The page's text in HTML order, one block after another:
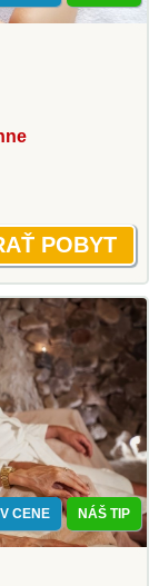
CENE NÁŠ TIP